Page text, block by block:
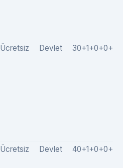
Ücretsiz Devlet 30+1+0+0+3
Ücretsiz Devlet 40+1+0+0+0